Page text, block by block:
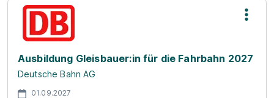
Ausbildung Gleisbauer:in für die Fahrbahn 2027
Deutsche Bahn AG
01.09.2027